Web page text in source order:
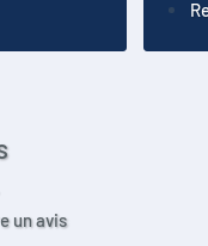
un avis